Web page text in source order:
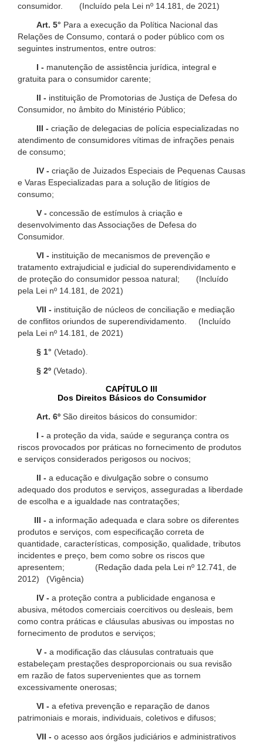
consumidor. (Incluído pela Lei nº 14.181, de 2021)
Art. 5° Para a execução da Política Nacional das
Relações de Consumo, contará o poder público com os
seguintes instrumentos, entre outros:
I - manutenção de assistência jurídica, integral e
gratuita para o consumidor carente;
II - instituição de Promotorias de Justiça de Defesa do
Consumidor, no âmbito do Ministério Público;
III - criação de delegacias de polícia especializadas no
atendimento de consumidores vítimas de infrações penais
de consumo;
IV - criação de Juizados Especiais de Pequenas Causas
e Varas Especializadas para a solução de litígios de
consumo;
V - concessão de estímulos à criação e
desenvolvimento das Associações de Defesa do
Consumidor.
VI - instituição de mecanismos de prevenção e
tratamento extrajudicial e judicial do superendividamento e
de proteção do consumidor pessoa natural; (Incluído
pela Lei nº 14.181, de 2021)
VII - instituição de núcleos de conciliação e mediação
de conflitos oriundos de superendividamento. (Incluído
pela Lei nº 14.181, de 2021)
§ 1° (Vetado).
§ 2º (Vetado).
CAPÍTULO III
Dos Direitos Básicos do Consumidor
Art. 6º São direitos básicos do consumidor:
I - a proteção da vida, saúde e segurança contra os
riscos provocados por práticas no fornecimento de produtos
e serviços considerados perigosos ou nocivos;
II - a educação e divulgação sobre o consumo
adequado dos produtos e serviços, asseguradas a liberdade
de escolha e a igualdade nas contratações;
III - a informação adequada e clara sobre os diferentes
produtos e serviços, com especificação correta de
quantidade, características, composição, qualidade, tributos
incidentes e preço, bem como sobre os riscos que
apresentem; (Redação dada pela Lei nº 12.741, de
2012) (Vigência)
IV - a proteção contra a publicidade enganosa e
abusiva, métodos comerciais coercitivos ou desleais, bem
como contra práticas e cláusulas abusivas ou impostas no
fornecimento de produtos e serviços;
V - a modificação das cláusulas contratuais que
estabeleçam prestações desproporcionais ou sua revisão
em razão de fatos supervenientes que as tornem
excessivamente onerosas;
VI - a efetiva prevenção e reparação de danos
patrimoniais e morais, individuais, coletivos e difusos;
VII - o acesso aos órgãos judiciários e administrativos